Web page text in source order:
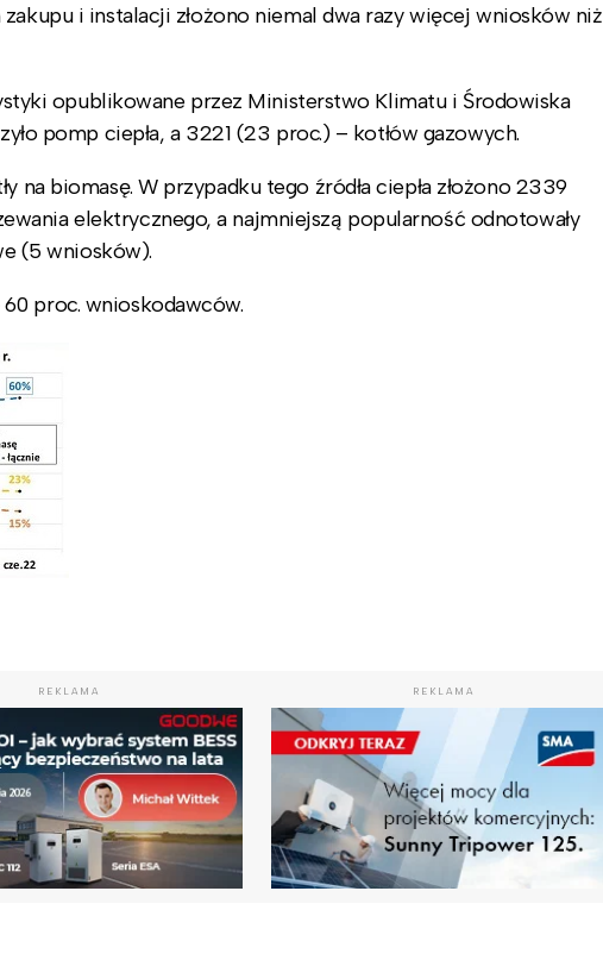
i instalacji złożono niemal dwa razy więcej wniosków niż
opublikowane przez Ministerstwo Klimatu i Środowiska
pomp ciepła, a 3221 (23 proc.) – kotłów gazowych.
na biomasę. W przypadku tego źródła ciepła złożono 2339
elektrycznego, a najmniejszą popularność odnotowały
(5 wniosków).
proc. wnioskodawców.
REKLAMA REKLAMA